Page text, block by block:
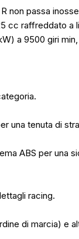
non passa
cc raffreddato a
a 9500 giri
una tenuta di
ABS per una
racing.
di marcia) e